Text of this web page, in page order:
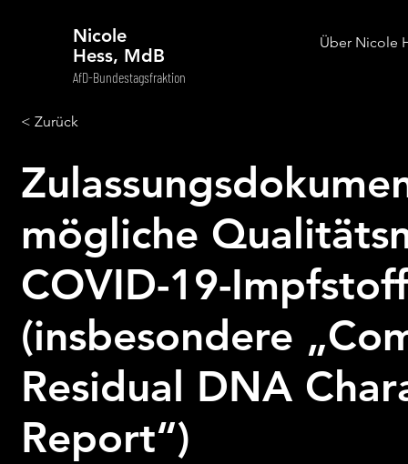
Nicole
Hess, MdB
AfD-Bundestagsfraktion
Über Nicole
< Zurück
mögliche
COVID-19-
(insbesondere
Residual DNA
Report“)